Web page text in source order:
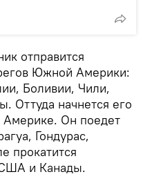
отправится
Южной Америки:
Боливии, Чили,
Оттуда начнется его
Америке. Он поедет
Гондурас,
прокатится
и Канады.